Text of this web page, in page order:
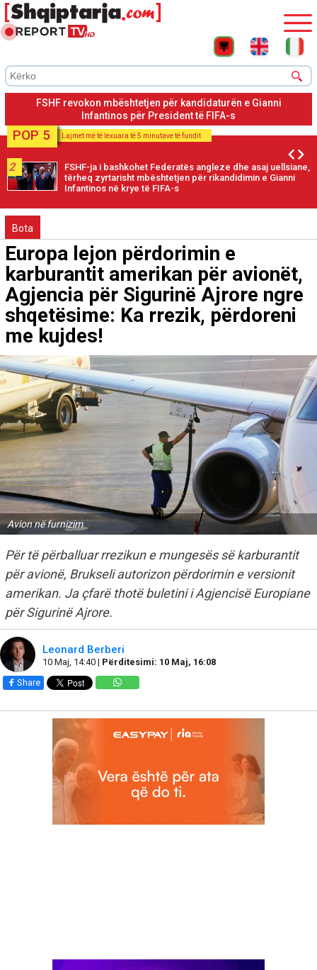
FSHF: Letër Sekretarit Grafström për revokimin e mbështetjes
për Infantino për një mandat të ri 4-vjeçar
POP 5 Lajmet më të lexuara të 5 minutave të fundit
2
FSHF-ja i bashkohet Federatës angleze dhe asaj uellsiane,
tërheq zyrtarisht mbështetjen për rikandidimin e Gianni
Infantinos në krye të FIFA-s
Bota
Europa lejon përdorimin e
karburantit amerikan për avionët,
Agjencia për Sigurinë Ajrore ngre
shqetësime: Ka rrezik, përdoreni
me kujdes!
Avion në furnizim
Për të përballuar rrezikun e mungesës së karburantit
për avionë, Brukseli autorizon përdorimin e versionit
amerikan. Ja çfarë thotë buletini i Agjencisë Europiane
për Sigurinë Ajrore.
Leonard Berberi
10 Maj, 14:40 | Përditesimi: 10 Maj, 16:08
Share